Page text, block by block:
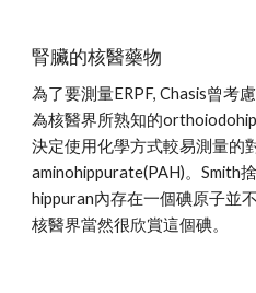
腎臟的核醫藥物
為了要測量ERPF, Chasis曾考
為核醫界所熟知的
決定使用化學方式較易測量的
aminohippurate(PAH)。Smith
hippuran內存在一個碘原子並
核醫界當然很欣賞這個碘。